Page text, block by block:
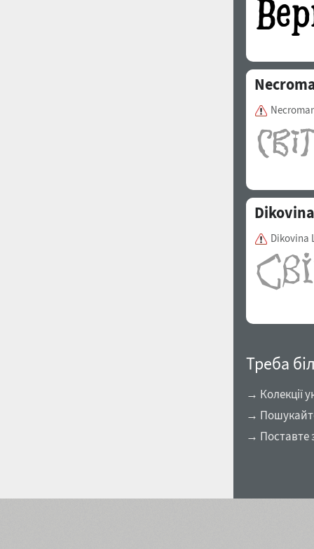
Dikovina
Dikovina
Треба
→ Колекції
→
→ Поставте